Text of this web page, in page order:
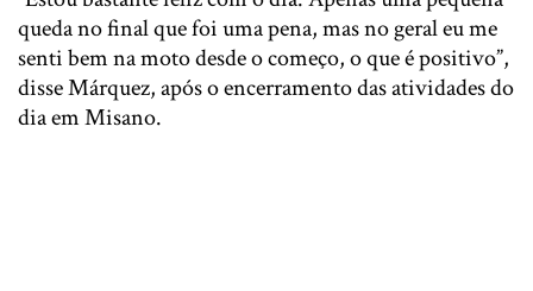
queda no final que foi uma pena, mas no geral eu me
senti bem na moto desde o começo, o que é positivo”,
disse Márquez, após o encerramento das atividades do
dia em Misano.